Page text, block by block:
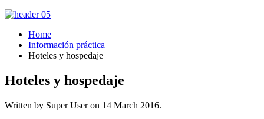
Home
Información práctica
Hoteles y hospedaje
Hoteles y hospedaje
Written by Super User on 14 March 2016.